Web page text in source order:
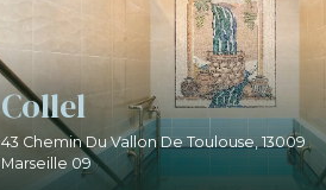
Collel
43 Chemin Du Vallon De Toulouse, 13009
Marseille 09